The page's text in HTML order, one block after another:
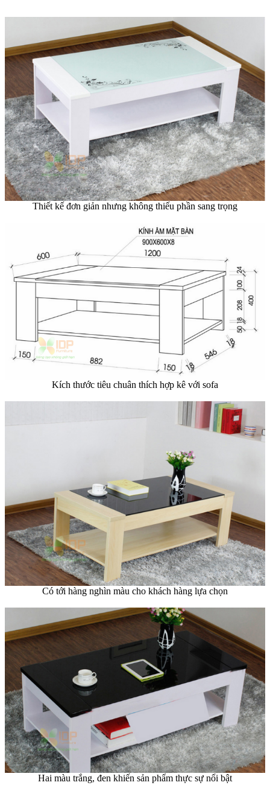
Thiết kế đơn giản nhưng không thiếu phần sang trọng
Kích thước tiêu chuân thích hợp kê với sofa
Có tới hàng nghìn màu cho khách hàng lựa chọn
Hai màu trắng, đen khiến sản phẩm thực sự nổi bật